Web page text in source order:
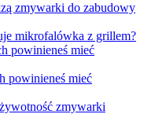
zmywarki do zabudowy
mikrofalówka z grillem?
powinieneś mieć
powinieneś mieć
zmywarki